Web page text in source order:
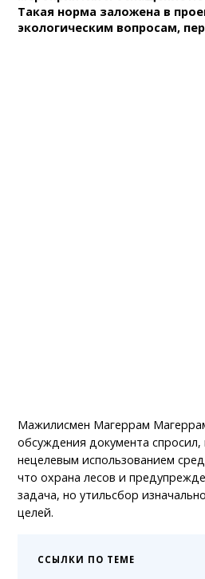
Такая норма заложена в
экологическим вопросам,
Мажилисмен Магеррам
обсуждения документа спросил,
нецелевым использованием
что охрана лесов и
задача, но утильсбор
целей.
ССЫЛКИ ПО ТЕМЕ